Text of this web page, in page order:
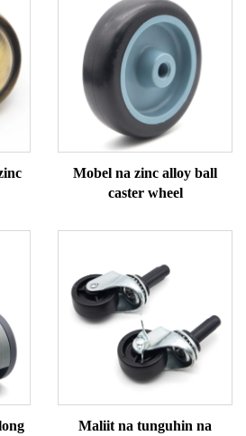
Mobel na zinc alloy ball
caster wheel
Maliit na tunguhin na